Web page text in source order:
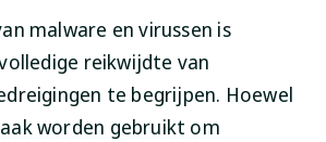
malware en virussen is
reikwijdte van
te begrijpen. Hoewel
worden gebruikt om